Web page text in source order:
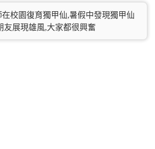
校園復育獨甲仙,暑假中發現獨甲仙
友展現雄風,大家都很興奮